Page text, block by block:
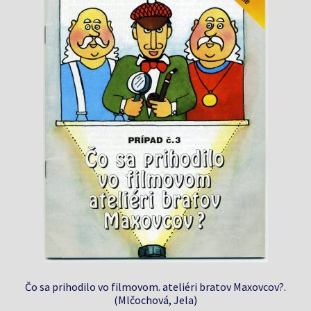
Čo sa prihodilo vo filmovom. ateliéri bratov Maxovcov?.
(Mlčochová, Jela)